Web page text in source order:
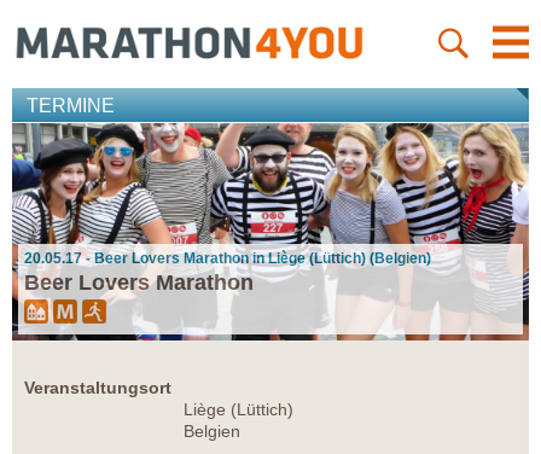
TERMINE
20.05.17 - Beer Lovers Marathon in Liège (Lüttich) (Belgien)
Beer Lovers Marathon
Veranstaltungsort
Liège (Lüttich)
Belgien